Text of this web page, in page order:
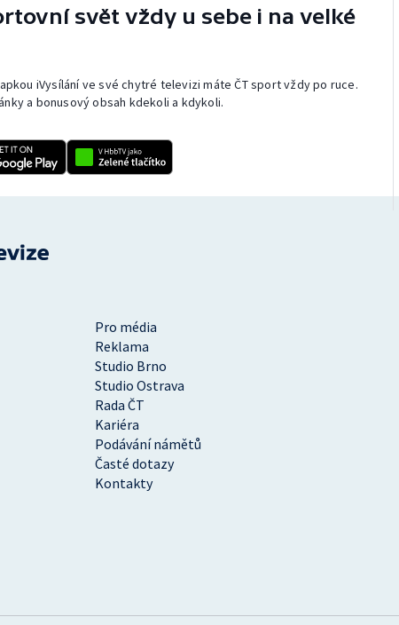
svět vždy u sebe i na velké
iVysílání ve své chytré televizi máte ČT sport vždy po ruce.
a bonusový obsah kdekoli a kdykoli.
Pro média
Reklama
Studio Brno
Studio Ostrava
Rada ČT
Kariéra
Podávání námětů
Časté dotazy
Kontakty